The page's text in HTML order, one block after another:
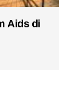
Aids di